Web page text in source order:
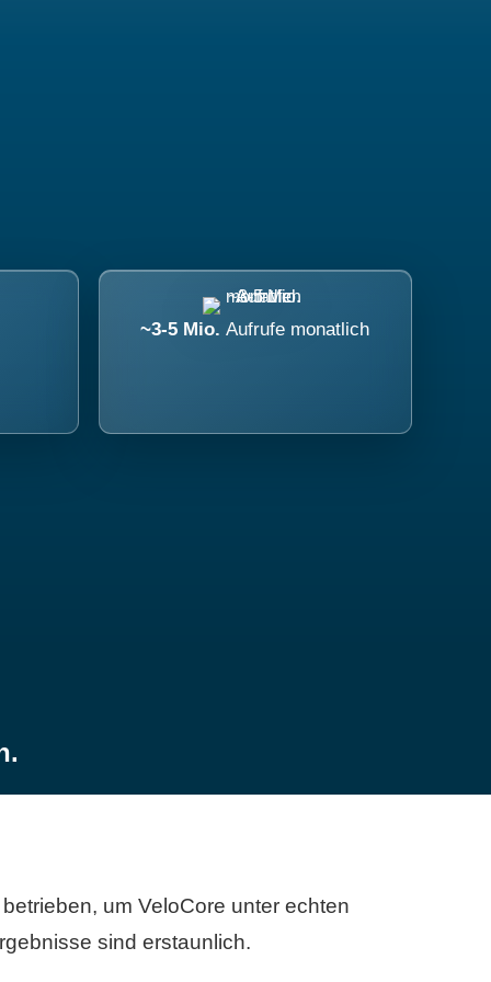
~3-5 Mio.Aufrufe monatlich
um VeloCore unter echten
sind erstaunlich.